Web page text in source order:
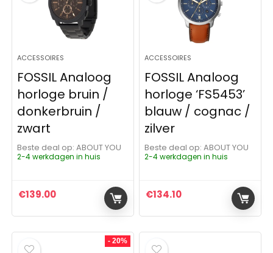
ACCESSOIRES
FOSSIL Analoog
horloge bruin /
donkerbruin /
zwart
Beste deal op:
ABOUT YOU
2-4 werkdagen in huis
€139.00
ACCESSOIRES
FOSSIL Analoog
horloge ‘FS5453’
blauw / cognac /
zilver
Beste deal op:
ABOUT YOU
2-4 werkdagen in huis
€134.10
- 20%